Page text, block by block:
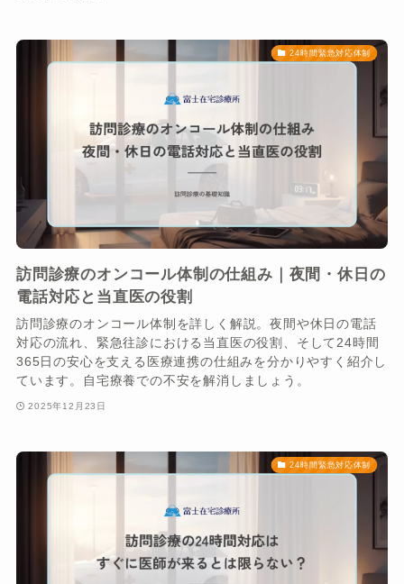
24時間緊急対応体制
訪問診療のオンコール体制の仕組み｜夜間・休日の
電話対応と当直医の役割
訪問診療のオンコール体制を詳しく解説。夜間や休日の電話
対応の流れ、緊急往診における当直医の役割、そして24時間
365日の安心を支える医療連携の仕組みを分かりやすく紹介し
ています。自宅療養での不安を解消しましょう。
2025年12月23日
24時間緊急対応体制